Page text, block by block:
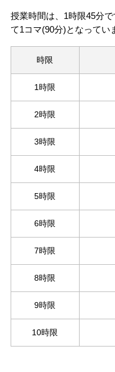
学費免除・奨学金制度
学生寮
科目等履修生・研究
課外活動
学割・通学定期乗車券
学生生活における事
学生寮
福利厚生施設
学生表彰
ボランティア活動
陽東会（工学部、地
教員への講演依頼（
本学職員への兼業依
入札関連情報
職員募集のご案内
キャリアセンター（
履修証明プログラム
大学施設の利用
大学の施設の利用に
その他の施設案内
本学ウェブサイトへ
授業時間は、1時限45分
て1コマ(90分)となってい
時限
1時限
2時限
3時限
4時限
5時限
6時限
7時限
8時限
9時限
10時限